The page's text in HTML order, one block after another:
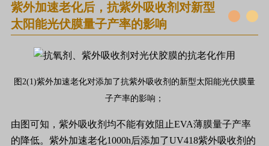
紫外加速老化后，抗紫外吸收剂对新型
太阳能光伏膜量子产率的影响
图2(1)紫外加速老化对添加了抗紫外吸收剂的新型太阳能光伏膜量
子产率的影响；
由图可知，紫外吸收剂均不能有效阻止EVA薄膜量子产率
的降低。紫外加速老化1000h后添加了UV418紫外吸收剂的